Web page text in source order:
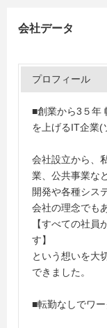
会社データ
プロフィール
■創業から3５年
を上げるIT企業(
会社設立から、
業、公共事業な
開発や各種シス
会社の理念でも
【すべての社員
す】
という想いを大
できました。
■転勤なしでワ